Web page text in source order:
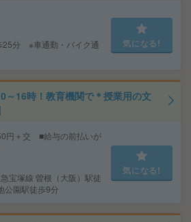
25分 ※車通勤・バイク通
気になる!
～16時！教育機関で＊授業用の文
円＋交 ■給与の前払いが
宝塚線 曽根（大阪）駅徒
公園駅徒歩9分
気になる!